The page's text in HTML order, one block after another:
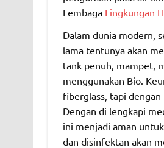
Lembaga Lingkungan
Dalam dunia modern,
lama tentunya akan
tank penuh, mampet,
menggunakan Bio.
fiberglass, tapi
Dengan di lengkapi
ini menjadi aman
dan disinfektan akan